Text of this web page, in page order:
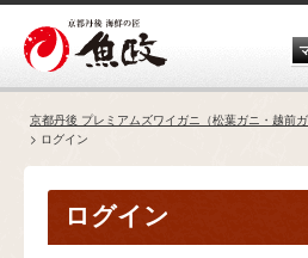
京都丹後 プレミアムズワイガニ（松葉ガニ・越前
ログイン
ログイン